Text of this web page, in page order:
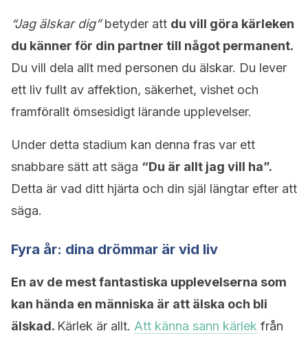
“Jag älskar dig”betyder att du vill göra kärleken
du känner för din partner till något permanent.
Du vill dela allt med personen du älskar. Du lever
ett liv fullt av affektion, säkerhet, vishet och
framförallt ömsesidigt lärande upplevelser.
Under detta stadium kan denna fras var ett
snabbare sätt att säga “Du är allt jag vill ha”.
Detta är vad ditt hjärta och din själ längtar efter att
säga.
Fyra år: dina drömmar är vid liv
En av de mest fantastiska upplevelserna som
kan hända en människa är att älska och bli
älskad. Kärlek är allt. Att känna sann kärlek från